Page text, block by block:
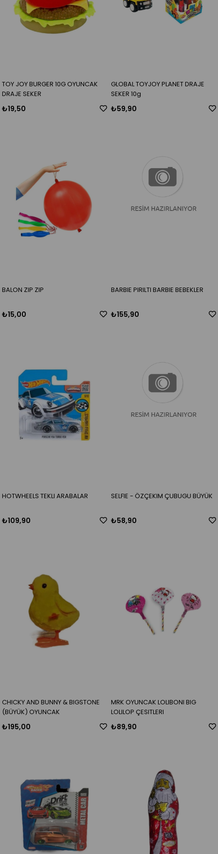
TOY JOY BURGER 10G OYUNCAK
DRAJE SEKER
₺19,50
GLOBAL TOYJOY PLANET DRAJE
SEKER 10g
₺59,90
BALON ZIP ZIP
₺15,00
BARBIE PIRILTI BARBIE BEBEKLER
₺155,90
HOTWHEELS TEKLI ARABALAR
₺109,90
SELFIE - ÖZÇEKIM ÇUBUGU BÜYÜK
₺58,90
CHICKY AND BUNNY & BIGSTONE
(BÜYÜK) OYUNCAK
₺195,00
MRK OYUNCAK LOLIBONI BIG
LOLILOP ÇESITLERI
₺89,90